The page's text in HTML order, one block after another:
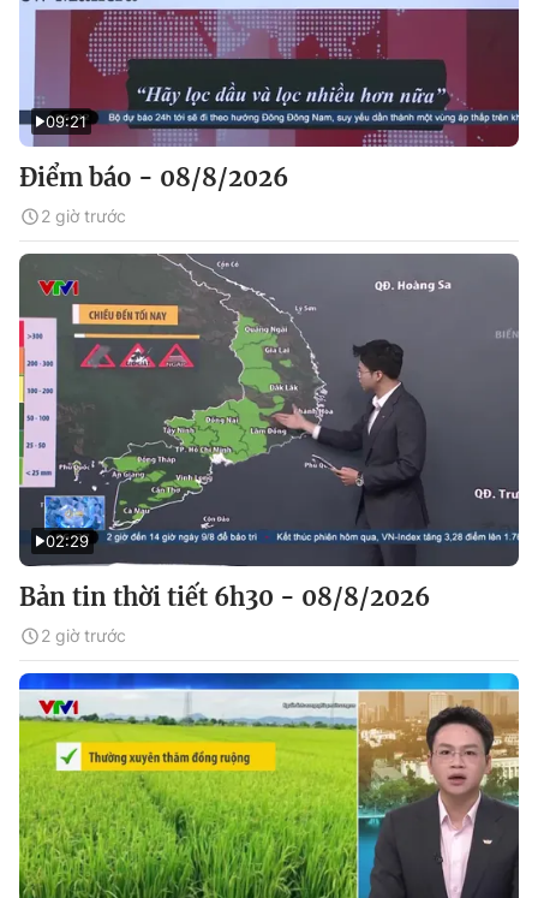
09:21
Điểm báo - 08/8/2026
2 giờ trước
02:29
Bản tin thời tiết 6h30 - 08/8/2026
2 giờ trước